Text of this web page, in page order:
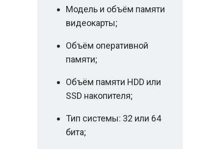
Модель и объём памяти
видеокарты;
Объём оперативной
памяти;
Объём памяти HDD или
SSD накопителя;
Тип системы: 32 или 64
бита;